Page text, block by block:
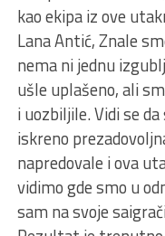
kao ekipa iz ove
Lana Antić, Znale
nema ni jednu
ušle uplašeno, ali
i uozbiljile. Vidi se
iskreno
napredovale i ova
vidimo gde smo u
sam na svoje